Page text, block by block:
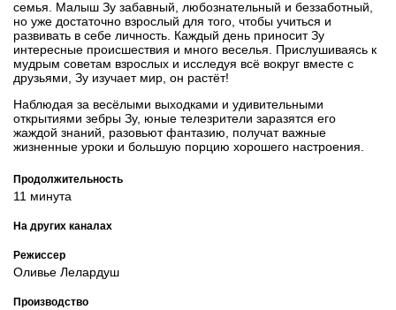
семья. Малыш Зу забавный, любознательный и беззаботный,
но уже достаточно взрослый для того, чтобы учиться и
развивать в себе личность. Каждый день приносит Зу
интересные происшествия и много веселья. Прислушиваясь к
мудрым советам взрослых и исследуя всё вокруг вместе с
друзьями, Зу изучает мир, он растёт!
Наблюдая за весёлыми выходками и удивительными
открытиями зебры Зу, юные телезрители заразятся его
жаждой знаний, разовьют фантазию, получат важные
жизненные уроки и большую порцию хорошего настроения.
Продолжительность
11 минута
На других каналах
Режиссер
Оливье Лелардуш
Производство